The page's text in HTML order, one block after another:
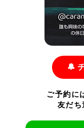
🔔
ご予約に
友だち